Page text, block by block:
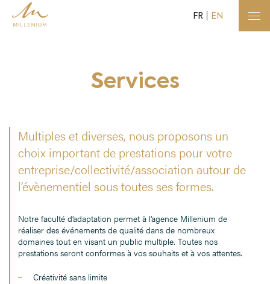
FR EN
Services
Multiples et diverses, nous proposons un
choix important de prestations pour votre
entreprise/collectivité/association autour de
l’évènementiel sous toutes ses formes.
Notre faculté d’adaptation permet à l’agence Millenium de
réaliser des événements de qualité dans de nombreux
domaines tout en visant un public multiple. Toutes nos
prestations seront conformes à vos souhaits et à vos attentes.
Créativité sans limite